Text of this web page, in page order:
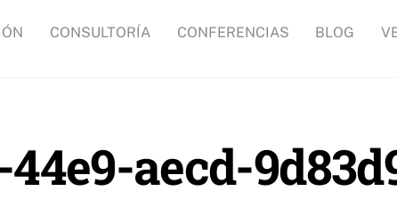
CONSULTORÍA CONFERENCIAS BLOG
44e9-aecd-